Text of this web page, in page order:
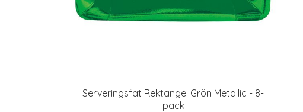
Serveringsfat Rektangel Grön Metallic - 8-
pack